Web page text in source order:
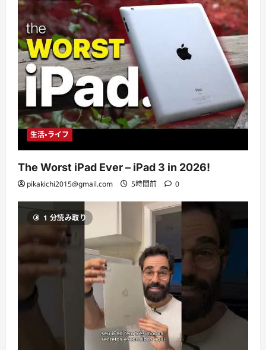
生活・ライフ
The Worst iPad Ever – iPad 3 in 2026!
pikakichi2015@gmail.com 5時間前 0
1 分読み取り